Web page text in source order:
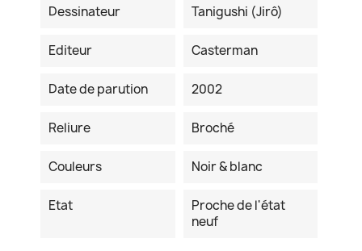
Dessinateur Tanigushi (Jirô)
Editeur Casterman
Date de parution 2002
Reliure Broché
Couleurs Noir & blanc
Etat
Proche de l'état
neuf